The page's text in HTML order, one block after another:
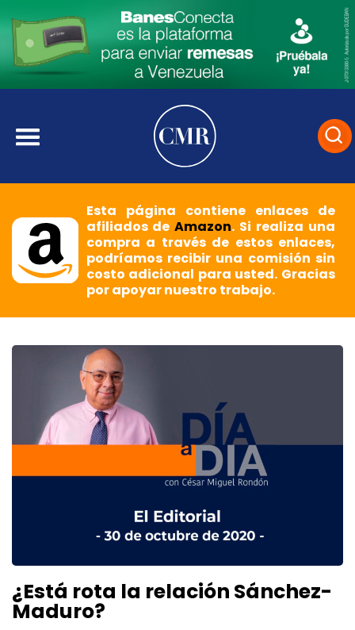
Esta página contiene enlaces de
afiliados deAmazon. Si realiza una
compra a través de estos enlaces,
podríamos recibir una comisión sin
costo adicional para usted. Gracias
por apoyar nuestro trabajo.
¿Está rota la relación Sánchez-
Maduro?